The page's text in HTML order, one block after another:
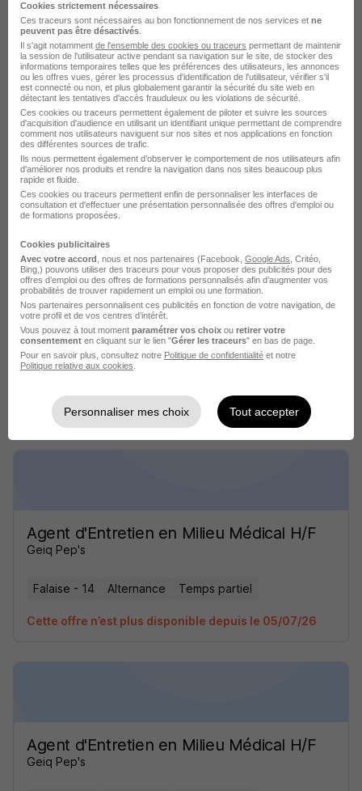
Agent d'Entretien en Milieu Médical H/F
Geiq Pep's
Falaise - 14 Alternance Temps partiel
Cette offre n’est plus disponible depuis le 05/07/26
Agent d'Entretien en Milieu Médical H/F
Geiq Pep's
Cette offre n’est plus disponible depuis le 05/07/26
Agent d'Entretien en Milieu Médical H/F
Geiq Pep's
Falaise - 14 Alternance Temps partiel
Cette offre n’est plus disponible depuis le 05/07/26
Agent d'Entretien en Milieu Médical H/F
Geiq Pep's
Cookies strictement nécessaires
Ces traceurs sont nécessaires au bon fonctionnement de nos services et ne
peuvent pas être désactivés
Il s'agit notamment de l'ensemble des cookies ou traceurs permettant de maintenir
la session de l'utilisateur active pendant sa navigation sur le site, de stocker des
informations temporaires telles que les préférences des utilisateurs, les annonces
ou les offres vues, gérer les processus d'identification de l'utilisateur, vérifier s'il
est connecté ou non, et plus globalement garantir la sécurité du site web en
détectant les tentatives d'accès frauduleux ou les violations de sécurité.
Ces cookies ou traceurs permettent également de piloter et suivre les sources
d'acquisition d'audience en utilisant un identifiant unique permettant de comprendre
comment nos utilisateurs naviguent sur nos sites et nos applications en fonction
des différentes sources de trafic.
Ils nous permettent également d’observer le comportement de nos utilisateurs afin
d'améliorer nos produits et rendre la navigation dans nos sites beaucoup plus
rapide et fluide.
Ces cookies ou traceurs permettent enfin de personnaliser les interfaces de
consultation et d'effectuer une présentation personnalisée des offres d'emploi ou
de formations proposées.
Cookies publicitaires
Avec votre accord , nous et nos partenaires (Facebook, Google Ads , Critéo,
Bing,) pouvons utiliser des traceurs pour vous proposer des publicités pour des
offres d’emploi ou des offres de formations personnalisés afin d’augmenter vos
probabilités de trouver rapidement un emploi ou une formation.
Nos partenaires personnalisent ces publicités en fonction de votre navigation, de
votre profil et de vos centres d’intérêt.
Vous pouvez à tout moment paramétrer vos choix ou retirer votre
consentement en cliquant sur le lien "Gérer les traceurs" en bas de page.
Pour en savoir plus, consultez notre Politique de confidentialité et notre
Politique relative aux cookies
Personnaliser mes choix Tout accepter